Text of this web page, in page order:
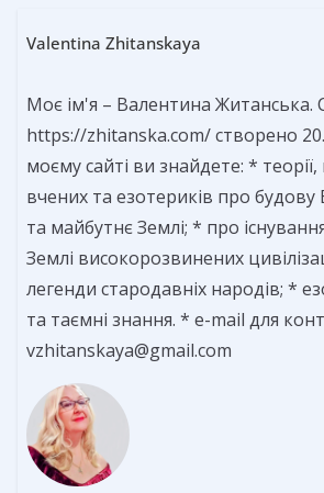
Valentina Zhitanskaya
Моє ім'я – Валентина Житанська.
https://zhitanska.com/ створено
моєму сайті ви знайдете: *
вчених та езотериків про будову
та майбутнє Землі; * про
Землі високорозвинених
легенди стародавніх народів; *
та таємні знання. * e-mail для
vzhitanskaya@gmail.com